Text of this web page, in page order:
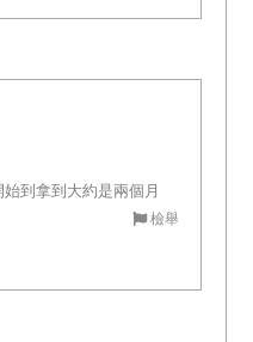
到拿到大約是兩個月
檢舉